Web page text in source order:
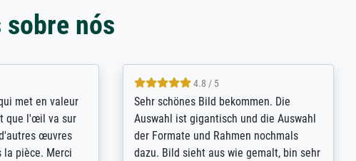
nós
was absoluut
leveringstijd
niet
op de
4.8 / 5
So, I ordered a large print of The
Annunciation by Fra Angelico from a
very large and popular American
"art/poster" site advertising giclee print